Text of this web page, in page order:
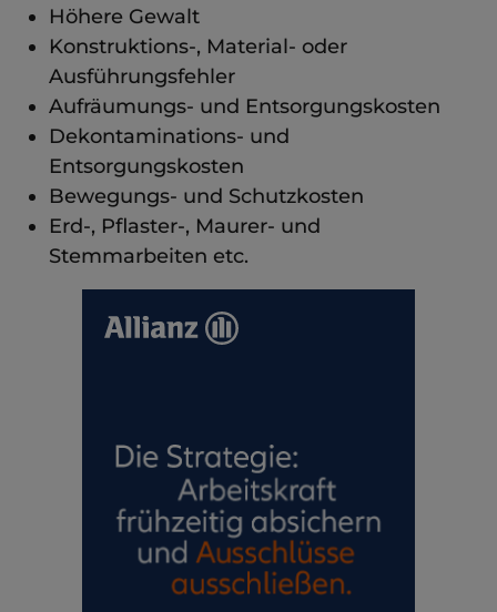
Höhere Gewalt
Konstruktions-, Material- oder
Ausführungsfehler
Aufräumungs- und Entsorgungskosten
Dekontaminations- und
Entsorgungskosten
Bewegungs- und Schutzkosten
Erd-, Pflaster-, Maurer- und
Stemmarbeiten etc.